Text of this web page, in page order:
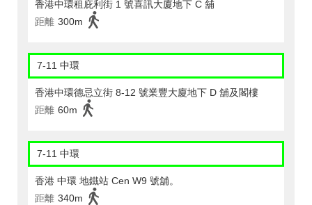
香港中環租庇利街 1 號喜訊大廈地下 C 舖
距離 300m
7-11 中環
香港中環德忌立街 8-12 號業豐大廈地下 D 舖及閣樓
距離 60m
7-11 中環
香港 中環 地鐵站 Cen W9 號舖。
距離 340m